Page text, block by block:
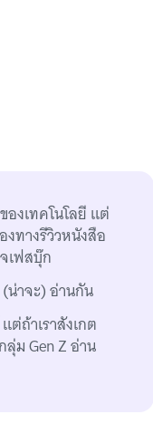
งเทคโนโลยี แต่
ทางรีวิวหนังสือ
เฟสบุ๊ก
น่าจะ) อ่านกัน
ถ้าเราสังเกต
ม Gen Z อ่าน